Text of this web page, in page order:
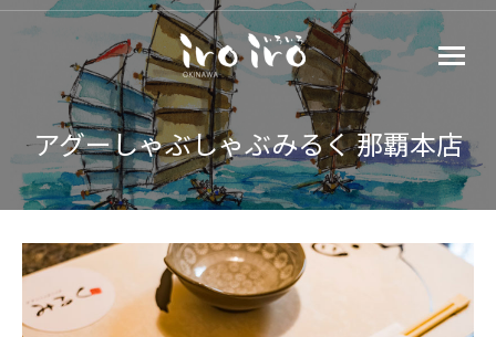
アグーしゃぶしゃぶみるく 那覇本店